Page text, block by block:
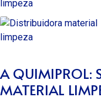
A QUIMIPROL:
MATERIAL